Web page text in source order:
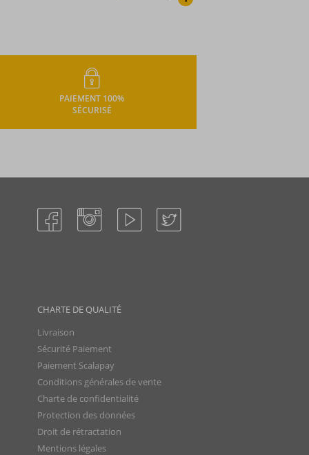
PAIEMENT 100%
SÉCURISÉ
CHARTE DE QUALITÉ
Livraison
Sécurité Paiement
Paiement Scalapay
Conditions générales de vente
Charte de confidentialité
Protection des données
Droit de rétractation
Mentions légales